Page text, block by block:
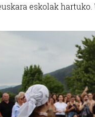
eskolak hartuko.